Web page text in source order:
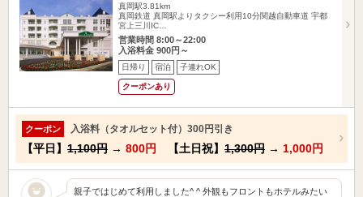
真岡駅3.81km
真岡鉄道 真岡駅よりタクシー利用10分関越自動車道 宇都
宮上三川IC…
営業時間 8:00～22:00
入浴料金 900円～
日帰り 宿泊 子連れOK
クーポンあり
クーポン 入浴料（タオルセット付）300円引き
【平日】 1,100円 → 800円 【土日祝】 1,300円 → 1,000円
親子ではじめて利用しました^ ^ 外観もフロントもホテルみたい